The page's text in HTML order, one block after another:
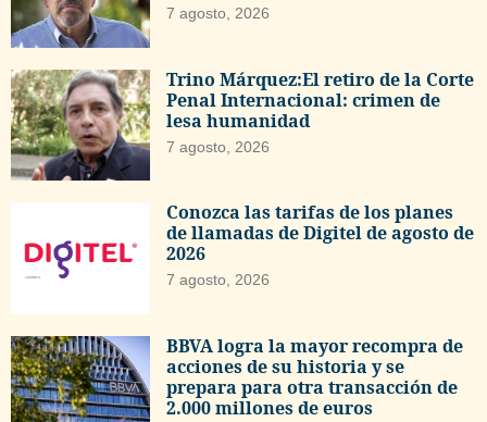
7 agosto, 2026
Trino Márquez:El retiro de la Corte
Penal Internacional: crimen de
lesa humanidad
7 agosto, 2026
Conozca las tarifas de los planes
de llamadas de Digitel de agosto de
2026
7 agosto, 2026
BBVA logra la mayor recompra de
acciones de su historia y se
prepara para otra transacción de
2.000 millones de euros